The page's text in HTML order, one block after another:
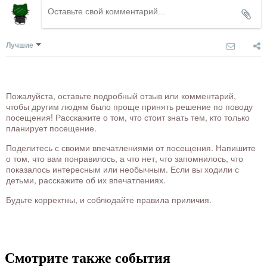
Лучшие
Пожалуйста, оставьте подробный отзыв или комментарий,
чтобы другим людям было проще принять решение по поводу
посещения! Расскажите о том, что стоит знать тем, кто только
планирует посещение.
Поделитесь с своими впечатлениями от посещения. Напишите
о том, что вам понравилось, а что нет, что запомнилось, что
показалось интересным или необычным. Если вы ходили с
детьми, расскажите об их впечатлениях.
Будьте корректны, и соблюдайте правила приличия.
Смотрите также события